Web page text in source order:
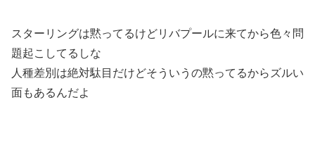
スターリングは黙ってるけどリバプールに来てから色々問
題起こしてるしな
人種差別は絶対駄目だけどそういうの黙ってるからズルい
面もあるんだよ